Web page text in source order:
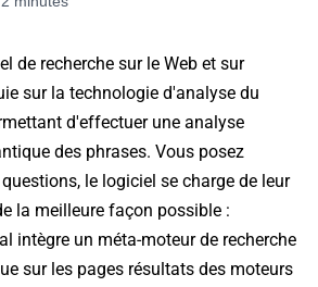
de recherche sur le Web et sur
sur la technologie d'analyse du
d'effectuer une analyse
des phrases. Vous posez
le logiciel se charge de leur
la meilleure façon possible :
intègre un méta-moteur de recherche
sur les pages résultats des moteurs